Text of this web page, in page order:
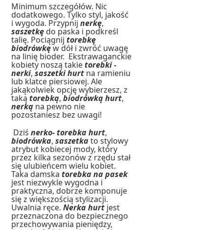
Minimum szczegółów. Nic
dodatkowego. Tylko styl, jakość
i wygoda. Przypnijnerkę,
saszetkę do paska i podkreśl
talię. Pociągnijtorebkę
biodrówkęw dół i zwróć uwagę
na linię bioder. Ekstrawaganckie
kobiety noszą takietorebki -
nerki,saszetki hurt na ramieniu
lub klatce piersiowej. Ale
jakąkolwiek opcję wybierzesz, z
takątorebką,biodrówką hurt,
nerką na pewno nie
pozostaniesz bez uwagi!
Dziśnerko- torebka hurt,
biodrówka,saszetkato stylowy
atrybut kobiecej mody, który
przez kilka sezonów z rzędu stał
się ulubieńcem wielu kobiet.
Taka damskatorebka na pasek
jest niezwykle wygodna i
praktyczna, dobrze komponuje
się z większością stylizacji.
Uwalnia ręce.Nerka hurt jest
przeznaczona do bezpiecznego
przechowywania pieniędzy,